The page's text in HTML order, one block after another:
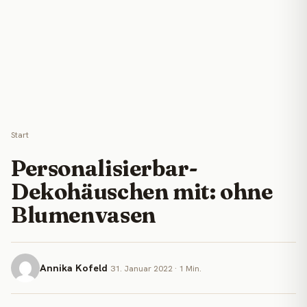
Start
Personalisierbar-
Dekohäuschen mit: ohne
Blumenvasen
Annika Kofeld 31. Januar 2022 · 1 Min.